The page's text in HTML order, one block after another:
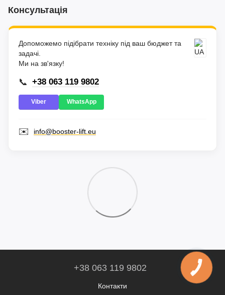
Консультація
Допоможемо підібрати техніку під ваш бюджет та
задачі.
Ми на зв'язку!
📞 +38 063 119 9802
Viber WhatsApp
✉️ info@booster-lift.eu
+38 063 119 9802
Контакти